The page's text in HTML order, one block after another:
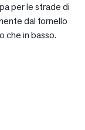
per le strade di
dal fornello
che in basso.